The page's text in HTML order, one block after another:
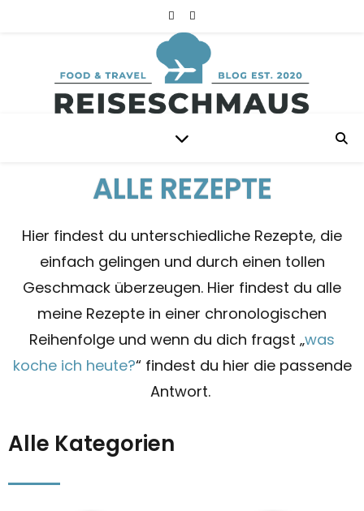
ALLE REZEPTE
Hier findest du unterschiedliche Rezepte, die
einfach gelingen und durch einen tollen
Geschmack überzeugen. Hier findest du alle
meine Rezepte in einer chronologischen
Reihenfolge und wenn du dich fragst „was
koche ich heute?“ findest du hier die passende
Antwort.
Alle Kategorien